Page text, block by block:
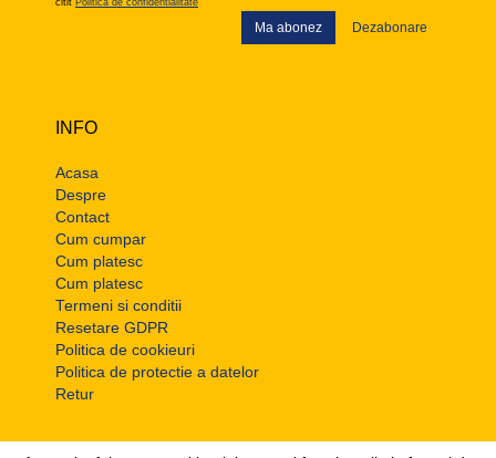
Ma abonez Dezabonare
INFO
Acasa
Despre
Contact
Cum cumpar
Cum platesc
Cum platesc
Termeni si conditii
Resetare GDPR
Politica de cookieuri
Politica de protectie a datelor
Retur